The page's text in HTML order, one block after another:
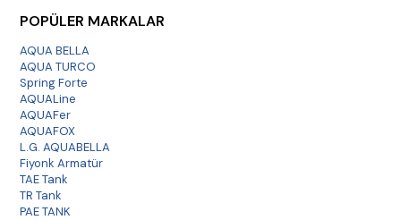
POPÜLER MARKALAR
AQUA BELLA
AQUA TURCO
Spring Forte
AQUALine
AQUAFer
AQUAFOX
L.G. AQUABELLA
Fiyonk Armatür
TAE Tank
TR Tank
PAE TANK